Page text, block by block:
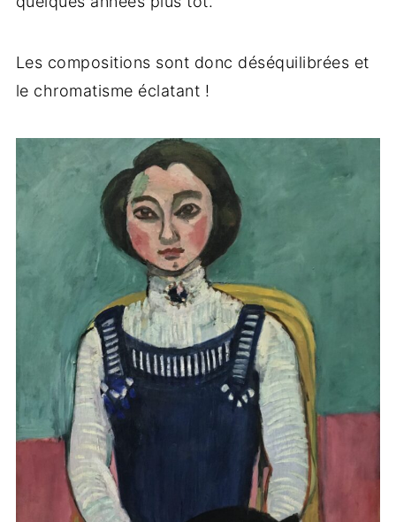
Les compositions sont donc déséquilibrées et
le chromatisme éclatant !